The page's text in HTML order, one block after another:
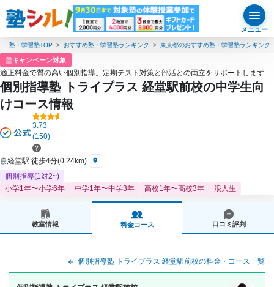
メニュー
塾・学習塾TOP おすすめ塾・学習塾ランキング 東京都のおすすめ塾・学習塾ランキング
キャンペーン対象
適正料金で質の高い個別指導。定期テスト対策と部活との両立をサポートします
個別指導塾 トライプラス 経堂駅前校の中学生向
けコース情報
3.73
(150)
経堂駅 徒歩4分(0.24km)
個別指導(1対2~)
小学1年〜小学6年
中学1年〜中学3年 高校1年〜高校3年 浪人生
教室情報 料金コース 口コミ評判
個別指導塾 トライプラス 経堂駅前校の料金・コース一覧